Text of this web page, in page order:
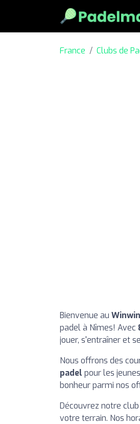
France Clubs de
Bienvenue au
padel à Nîmes! Avec
jouer, s'entraîner et
Nous offrons des
padel pour les
bonheur parmi nos
Découvrez notre
votre terrain. Nos